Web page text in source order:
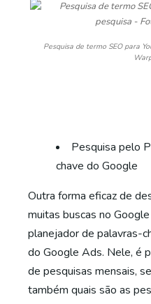
Pesquisa de termo SEO para
Pesquisa pelo
chave do Google
Outra forma eficaz de
muitas buscas no
planejador de palavras-
do Google Ads. Nele, é
de pesquisas mensais,
também quais são as